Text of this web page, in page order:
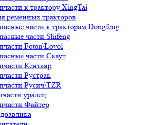
к трактору XingTai
ременных тракторов
части к тракторам Dongfeng
части Shifeng
Foton\Lovol
части Скаут
Кентавр
Рустрак
Русич\TZR
уралец
Файтер